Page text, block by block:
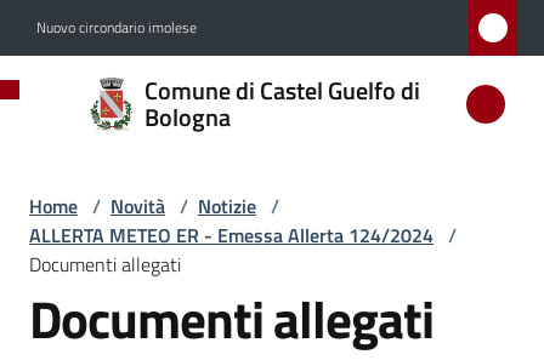
Nuovo circondario imolese
Comune di Castel Guelfo di
Bologna
Comune
di
Guelfo
di
Bologna
Home / Novità / Notizie /
ALLERTA METEO ER - Emessa Allerta 124/2024 /
Documenti allegati
Documenti allegati